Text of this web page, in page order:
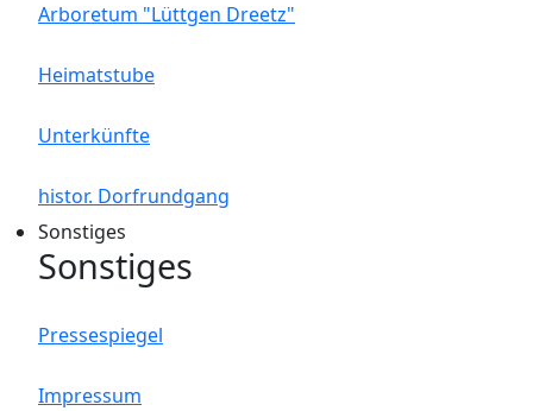
Arboretum "Lüttgen Dreetz"
Heimatstube
Unterkünfte
histor. Dorfrundgang
Sonstiges
Sonstiges
Pressespiegel
Impressum